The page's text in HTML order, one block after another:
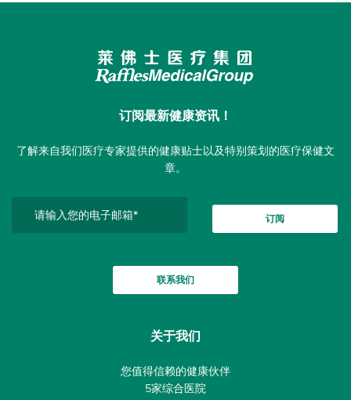
订阅最新健康资讯！
了解来自我们医疗专家提供的健康贴士以及特别策划的医疗保健文
章。
订阅
联系我们
关于我们
您值得信赖的健康伙伴
5家综合医院